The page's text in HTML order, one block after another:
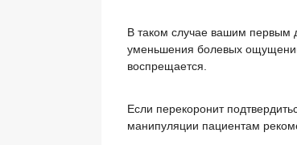
В таком случае вашим первым
уменьшения болевых
воспрещается.
Если перекоронит
манипуляции пациентам